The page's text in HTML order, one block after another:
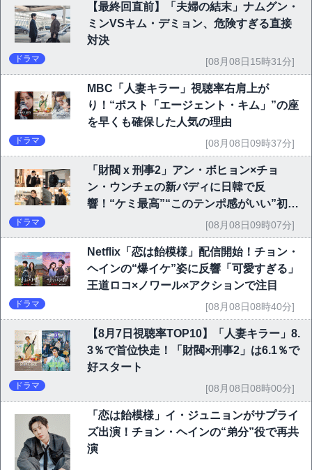
【最終回直前】「夫婦の結末」ナムグン・
ミンVSキム・デミョン、危険すぎる直接
対決
ドラマ [08月08日15時31分]
MBC「人妻キラー」視聴率右肩上が
り！“ポスト「エージェント・キム」”の座
を早くも確保した人気の理由
ドラマ [08月08日09時37分]
「財閥 x 刑事2」アン・ボヒョン×チョ
ン・ウンチェの新バディに日韓で反
響！“ケミ最高”“このテンポ感がいい”初回
ドラマ [08月08日09時07分]
Netflix「恋は飴模様」配信開始！チョン・
ヘインの“爆イケ”姿に反響「可愛すぎる」
王道ロコ×ノワール×アクションで注目
ドラマ [08月08日08時40分]
【8月7日視聴率TOP10】「人妻キラー」8.
3％で首位快走！「財閥×刑事2」は6.1％で
好スタート
ドラマ [08月08日08時00分]
「恋は飴模様」イ・ジュニョンがサプライ
ズ出演！チョン・ヘインの“弟分”役で再共
演